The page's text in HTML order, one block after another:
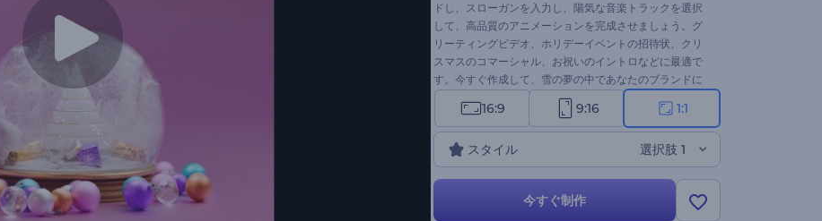
ドし、スローガンを入力し、陽気な音楽トラックを選択
して、高品質のアニメーションを完成させましょう。グ
リーティングビデオ、ホリデーイベントの招待状、クリ
スマスのコマーシャル、お祝いのイントロなどに最適で
す。今すぐ作成して、雪の夢の中であなたのブランドに
命を吹き込みましょう！
16:9 9:16 1:1
スタイル 選択肢 1
今すぐ制作